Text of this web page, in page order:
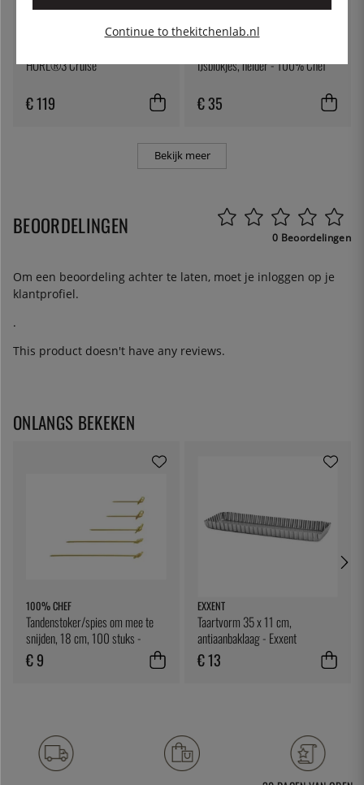
HORL®3 Cruise
€ 119
IJsblokjes, helder - 100% Chef
€ 35
Bekijk meer
BEOORDELINGEN 0 Beoordelingen
Om een beoordeling achter te laten, moet je inloggen op je
klantprofiel.
.
This product doesn't have any reviews.
ONLANGS BEKEKEN
100% CHEF
Tandenstoker/spies om mee te
snijden, 18 cm, 100 stuks -
100% Chef
€ 9
EXXENT
Taartvorm 35 x 11 cm,
antiaanbaklaag - Exxent
€ 13
Continue to thekitchenlab.nl